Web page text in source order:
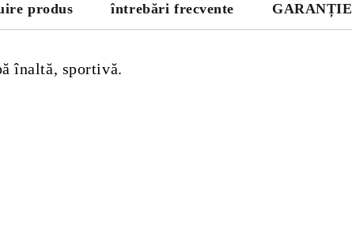
produs întrebări frecvente GARANȚIE
înaltă, sportivă.